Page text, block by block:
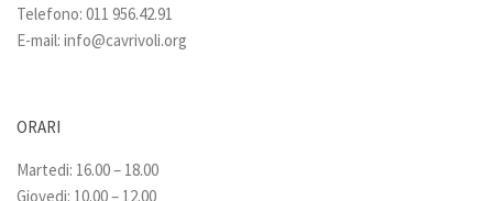
Telefono: 011 956.42.91
E-mail: info@cavrivoli.org
ORARI
Martedi: 16.00 – 18.00
Giovedi: 10.00 – 12.00